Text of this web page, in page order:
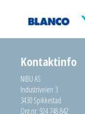
Kontaktinfo
NIBU AS
Industriveien 3
3430 Spikkestad
Org.nr: 924 748 842